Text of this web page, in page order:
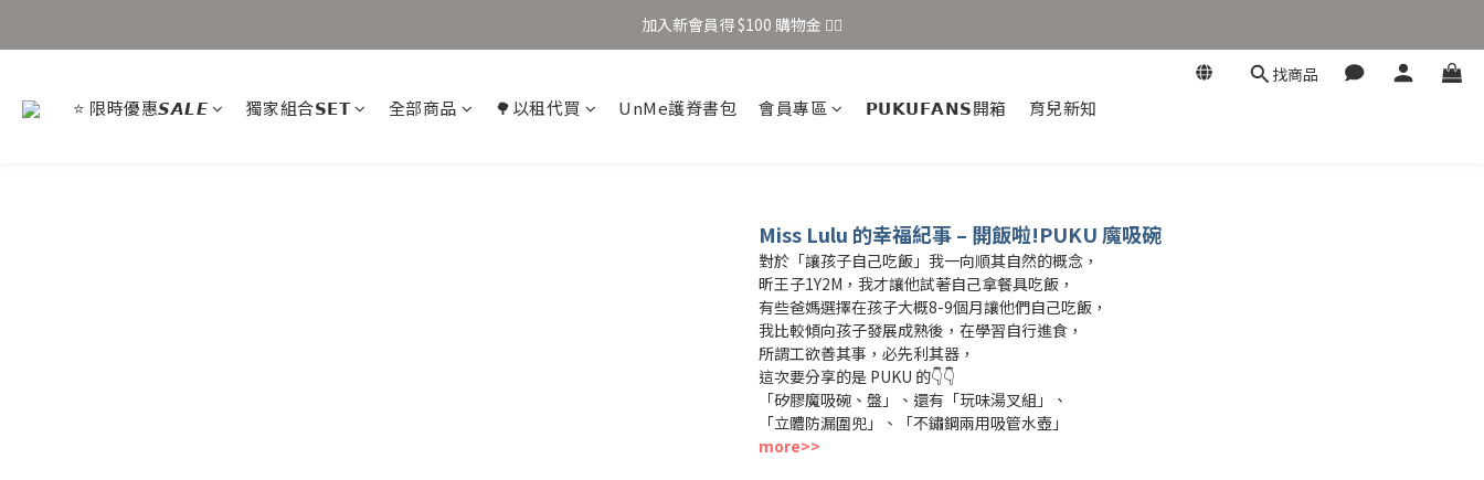
加入新會員得 $100 購物金 👉🏻
加入新會員得 $100 購物金 👉🏻
加入新會員得 $100 購物金 👉🏻
找商品
⭐ 限時優惠𝙎𝘼𝙇𝙀 獨家組合𝗦𝗘𝗧 全部商品 🌳以租代買 UnMe護脊書包 會員專區 𝗣𝗨𝗞𝗨𝗙𝗔𝗡𝗦開箱 育兒新知
Miss Lulu 的幸福紀事– 開飯啦!PUKU 魔吸碗
對於「讓孩子自己吃飯」我一向順其自然的概念，
昕王子1Y2M，我才讓他試著自己拿餐具吃飯，
有些爸媽選擇在孩子大概8-9個月讓他們自己吃飯，
我比較傾向孩子發展成熟後，在學習自行進食，
所謂工欲善其事，必先利其器，
這次要分享的是 PUKU 的👇👇
「矽膠魔吸碗、盤」、還有「玩味湯叉組」、
「立體防漏圍兜」、「不鏽鋼兩用吸管水壺」
more>>